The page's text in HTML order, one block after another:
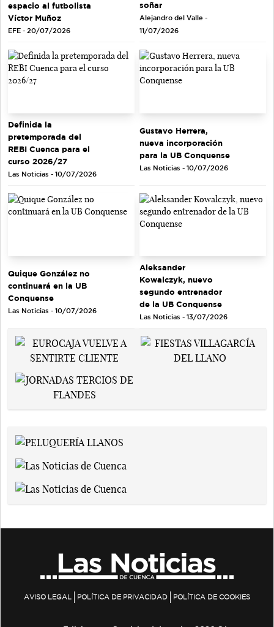
espacio al futbolista
Víctor Muñoz
EFE - 20/07/2026
soñar
Alejandro del Valle -
11/07/2026
Definida la
pretemporada del
REBI Cuenca para el
curso 2026/27
Las Noticias - 10/07/2026
Gustavo Herrera,
nueva incorporación
para la UB Conquense
Las Noticias - 10/07/2026
Quique González no
continuará en la UB
Conquense
Las Noticias - 10/07/2026
Aleksander
Kowalczyk, nuevo
segundo entrenador
de la UB Conquense
Las Noticias - 13/07/2026
AVISO LEGAL POLÍTICA DE PRIVACIDAD POLÍTICA DE COOKIES